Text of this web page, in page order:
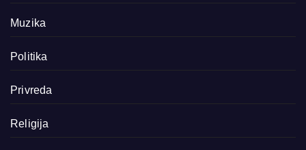
Muzika
Politika
Privreda
Religija